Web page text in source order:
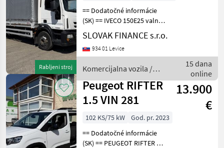
Rabljeni stroj
== Dodatočné informácie
(SK) == IVECO 150E25 valník
s plachtou r.v. 07/2015, 553
727 km, EURO 6, 185 kW,
6728 cm3, automat,
klimatizácia, rozmery
SLOVAK FINANCE s.r.o.
934 01 Levice
Komercijalna vozila /
Iveco
15 dana
online
Peugeot RIFTER
1.5 VIN 281
13.900
€
102 KS/75 kW
God. pr. 2023
== Dodatočné informácie
(SK) == PEUGEOT RIFTER 1,